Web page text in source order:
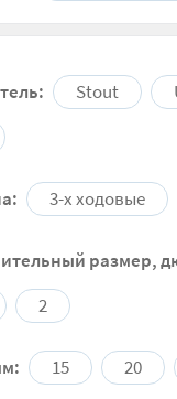
Stout
3-х ходовые
размер,
2
15 20